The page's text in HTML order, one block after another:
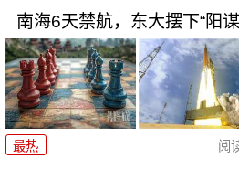
南海6天禁航，东大摆下“阳
最热 阅